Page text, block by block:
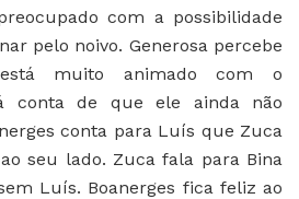
com a possibilidade
pelo noivo. Generosa percebe
muito animado com o
conta de que ele ainda não
conta para Luís que Zuca
seu lado. Zuca fala para Bina
Luís. Boanerges fica feliz ao